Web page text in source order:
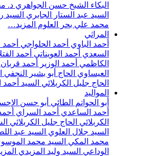
البكاء الشيخ حسن الجواهري د.
السيد عبد الستار الجابري
محمد علي بحر العلوم المزيد…
المراثي
أحمد الباوي أحمد الحلواجي أحمد
السعدي أحمد العويناتي أحمد
الكاظمي أحمد الوزير أحمد قربان
العيساوي الحاج أبو بشير النجفي
الحاج جليل الكربلائي السيد أحمد
المواليد
أبو الحواتم الطائي أبو حسن
أحمد الساعدي أحمد السراي
الكربلائي الحاج جليل الكربلائي
السيد جلال العلوي السيد عبد
محمد المكي السيد محمد
الوداعي السيد وليد المزيدي